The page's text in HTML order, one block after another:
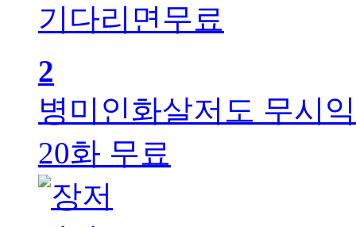
기다리면무료
2
병미인화살저도 무시익
20화 무료